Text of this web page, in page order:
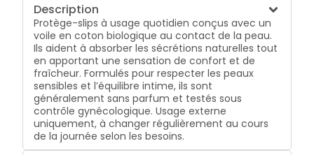
Description
Protège-slips à usage quotidien conçus avec un
voile en coton biologique au contact de la peau.
Ils aident à absorber les sécrétions naturelles tout
en apportant une sensation de confort et de
fraîcheur. Formulés pour respecter les peaux
sensibles et l’équilibre intime, ils sont
généralement sans parfum et testés sous
contrôle gynécologique. Usage externe
uniquement, à changer régulièrement au cours
de la journée selon les besoins.